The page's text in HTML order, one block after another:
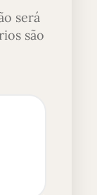
será
são